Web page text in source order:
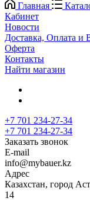
Главная
Кабинет
Новости
Доставка, Оплата и
Оферта
Контакты
Найти магазин
+7 701 234-27-34
+7 701 234-27-34
Заказать звонок
E-mail
info@mybauer.kz
Адрес
Казахстан, город
14